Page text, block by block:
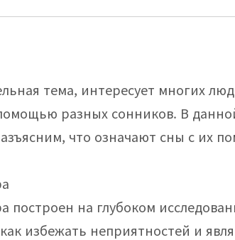
тема, интересует многих
разных сонников. В
что означают сны с их
построен на глубоком
избежать неприятностей и